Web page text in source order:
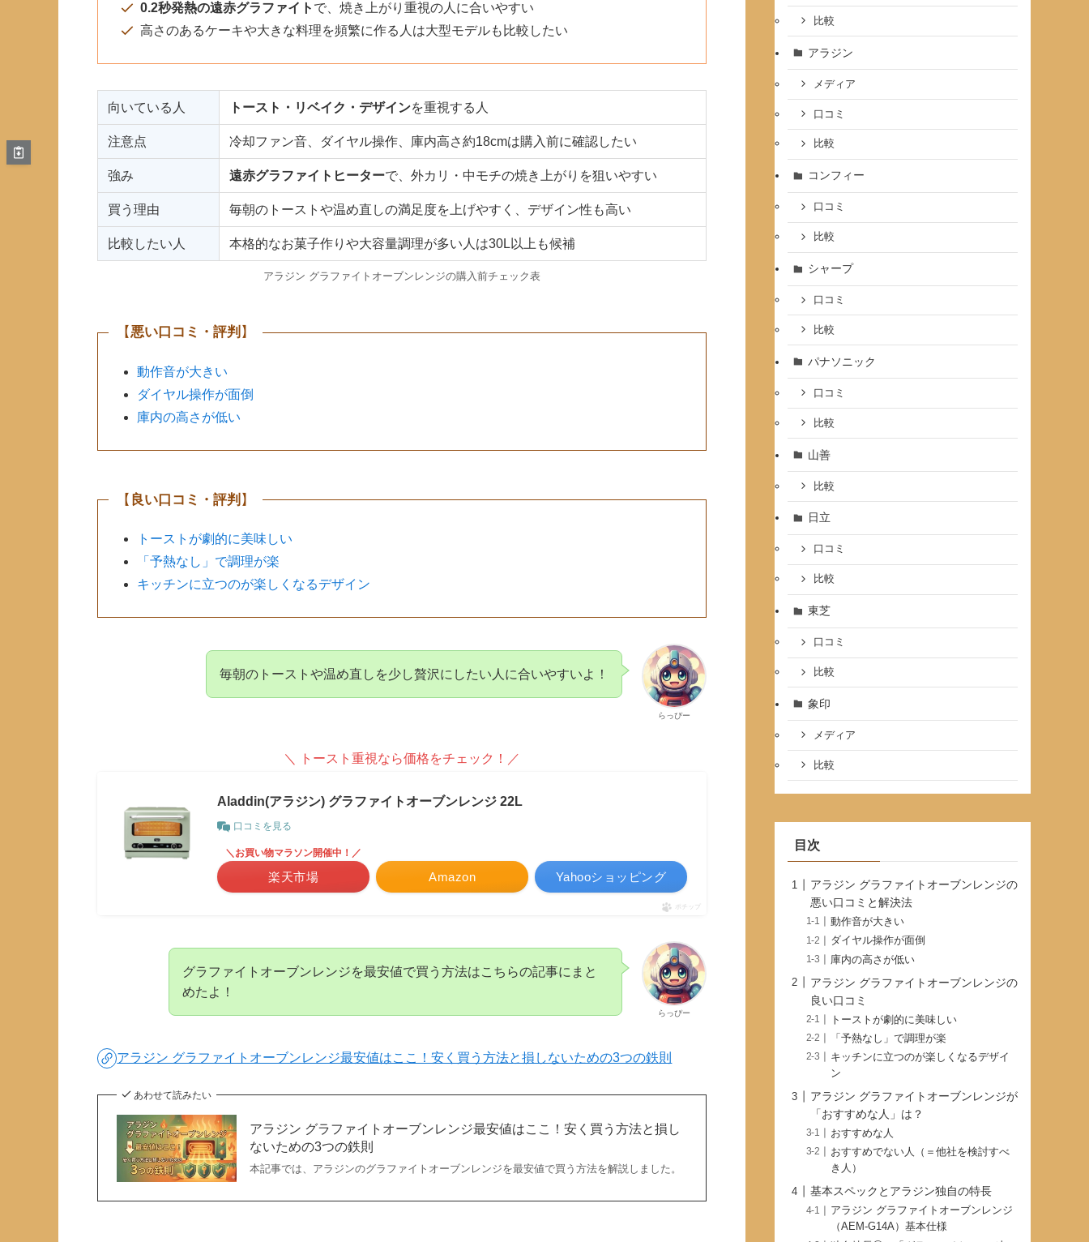
0.2秒発熱の遠赤グラファイト で、焼き上がり重視の人に合いやすい
高さのあるケーキや大きな料理を頻繁に作る人は大型モデルも比較したい
向いている人 トースト・リベイク・デザインを重視する人
注意点 冷却ファン音、ダイヤル操作、庫内高さ約18cmは購入前に確認したい
強み 遠赤グラファイトヒーターで、外カリ・中モチの焼き上がりを狙いやすい
買う理由 毎朝のトーストや温め直しの満足度を上げやすく、デザイン性も高い
比較したい人 本格的なお菓子作りや大容量調理が多い人は30L以上も候補
アラジン グラファイトオーブンレンジの購入前チェック表
【悪い口コミ・評判 】
動作音が大きい
ダイヤル操作が面倒
庫内の高さが低い
【 良い口コミ・評判 】
トーストが劇的に美味しい
「予熱なし」で調理が楽
キッチンに立つのが楽しくなるデザイン
らっぴー
毎朝のトーストや温め直しを少し贅沢にしたい人に合いやすいよ！
＼ トースト重視なら価格をチェック！／
Aladdin(アラジン) グラファイトオーブンレンジ 22L
口コミを見る
Amazon
＼お買い物マラソン開催中！／
楽天市場 Yahooショッピング
ポチップ
らっぴー
グラファイトオーブンレンジを最安値で買う方法はこちらの記事にまと
めたよ！
アラジン グラファイトオーブンレンジ最安値はここ！安く買う方法と損しないための3つの鉄則
あわせて読みたい
アラジン グラファイトオーブンレンジ最安値はここ！安く買う方法と損し
ないための3つの鉄則
本記事では、アラジンのグラファイトオーブンレンジを最安値で買う方法を解説しました。
比較
アラジン
メディア
口コミ
比較
コンフィー
口コミ
比較
シャープ
口コミ
比較
パナソニック
口コミ
比較
山善
比較
日立
口コミ
比較
東芝
口コミ
比較
象印
メディア
比較
目次
アラジン グラファイトオーブンレンジの
悪い口コミと解決法
動作音が大きい
ダイヤル操作が面倒
庫内の高さが低い
アラジン グラファイトオーブンレンジの
良い口コミ
トーストが劇的に美味しい
「予熱なし」で調理が楽
キッチンに立つのが楽しくなるデザイ
ン
アラジン グラファイトオーブンレンジが
「おすすめな人」は？
おすすめな人
おすすめでない人（＝他社を検討すべ
き人）
基本スペックとアラジン独自の特長
アラジン グラファイトオーブンレンジ
（AEM-G14A）基本仕様